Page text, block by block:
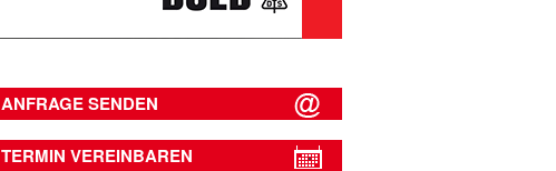
ANFRAGE SENDEN
TERMIN VEREINBAREN